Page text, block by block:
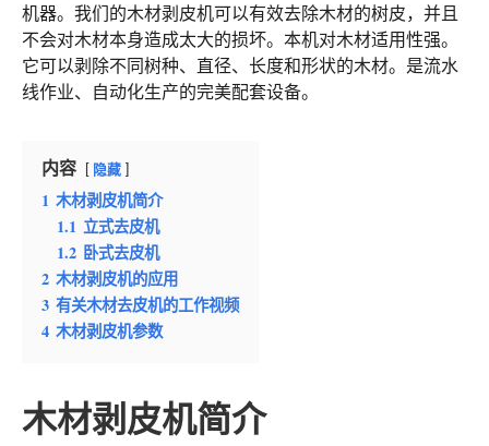
机器。我们的木材剥皮机可以有效去除木材的树皮，并且
不会对木材本身造成太大的损坏。本机对木材适用性强。
它可以剥除不同树种、直径、长度和形状的木材。是流水
线作业、自动化生产的完美配套设备。
内容 隐藏
1 木材剥皮机简介
1.1 立式去皮机
1.2 卧式去皮机
2 木材剥皮机的应用
3 有关木材去皮机的工作视频
4 木材剥皮机参数
木材剥皮机简介